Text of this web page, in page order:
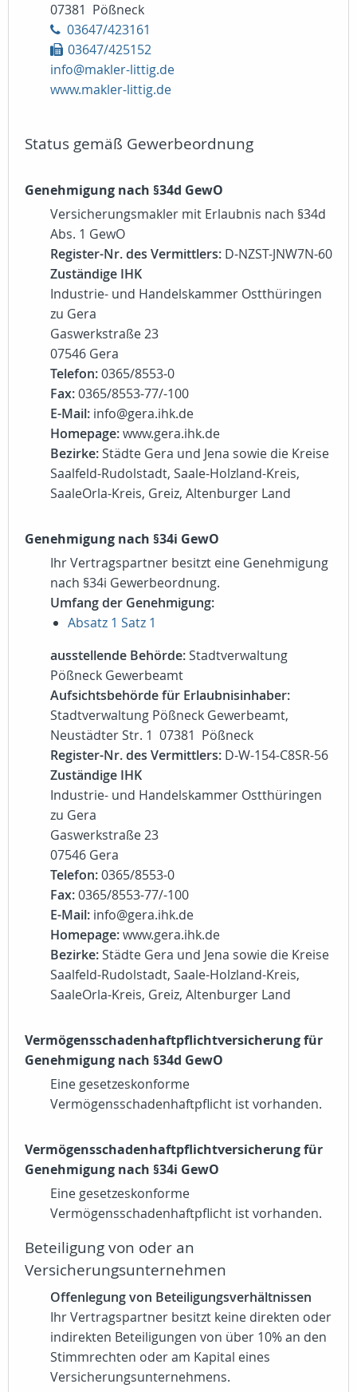
07381 Pößneck
03647/423161
03647/425152
info@makler-littig.de
www.makler-littig.de
Status gemäß Gewerbeordnung
Genehmigung nach §34d GewO
Versicherungsmakler mit Erlaubnis nach §34d
Abs. 1 GewO
Register-Nr. des Vermittlers: D-NZST-JNW7N-60
Zuständige IHK
Industrie- und Handelskammer Ostthüringen
zu Gera
Gaswerkstraße 23
07546 Gera
Telefon:0365/8553-0
Fax:0365/8553-77/-100
E-Mail: info@gera.ihk.de
Homepage:www.gera.ihk.de
Bezirke:Städte Gera und Jena sowie die Kreise
Saalfeld-Rudolstadt, Saale-Holzland-Kreis,
SaaleOrla-Kreis, Greiz, Altenburger Land
Genehmigung nach §34i GewO
Ihr Vertragspartner besitzt eine Genehmigung
nach §34i Gewerbeordnung.
Umfang der Genehmigung:
Absatz 1 Satz 1
ausstellende Behörde:Stadtverwaltung
Pößneck Gewerbeamt
Aufsichtsbehörde für Erlaubnisinhaber:
Stadtverwaltung Pößneck Gewerbeamt,
Neustädter Str. 1 07381 Pößneck
Register-Nr. des Vermittlers: D-W-154-C8SR-56
Zuständige IHK
Industrie- und Handelskammer Ostthüringen
zu Gera
Gaswerkstraße 23
07546 Gera
Telefon:0365/8553-0
Fax:0365/8553-77/-100
E-Mail: info@gera.ihk.de
Homepage:www.gera.ihk.de
Bezirke:Städte Gera und Jena sowie die Kreise
Saalfeld-Rudolstadt, Saale-Holzland-Kreis,
SaaleOrla-Kreis, Greiz, Altenburger Land
Vermögensschadenhaftpflichtversicherung für
Genehmigung nach §34d GewO
Eine gesetzeskonforme
Vermögensschadenhaftpflicht ist vorhanden.
Vermögensschadenhaftpflichtversicherung für
Genehmigung nach §34i GewO
Eine gesetzeskonforme
Vermögensschadenhaftpflicht ist vorhanden.
Beteiligung von oder an
Versicherungsunternehmen
Offenlegung von Beteiligungsverhältnissen
Ihr Vertragspartner besitzt keine direkten oder
indirekten Beteiligungen von über 10% an den
Stimmrechten oder am Kapital eines
Versicherungsunternehmens.